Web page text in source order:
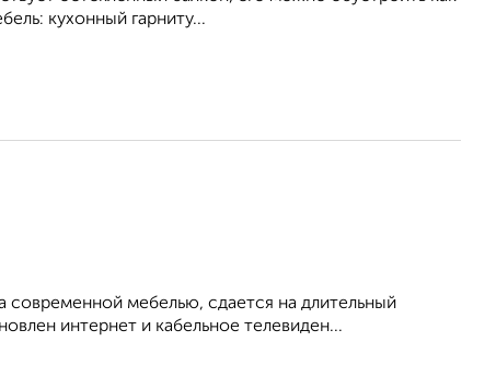
кухонный гарниту...
мебелью, сдается на длительный
интернет и кабельное телевиден...